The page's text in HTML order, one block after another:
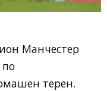
Манчестер
по
терен.